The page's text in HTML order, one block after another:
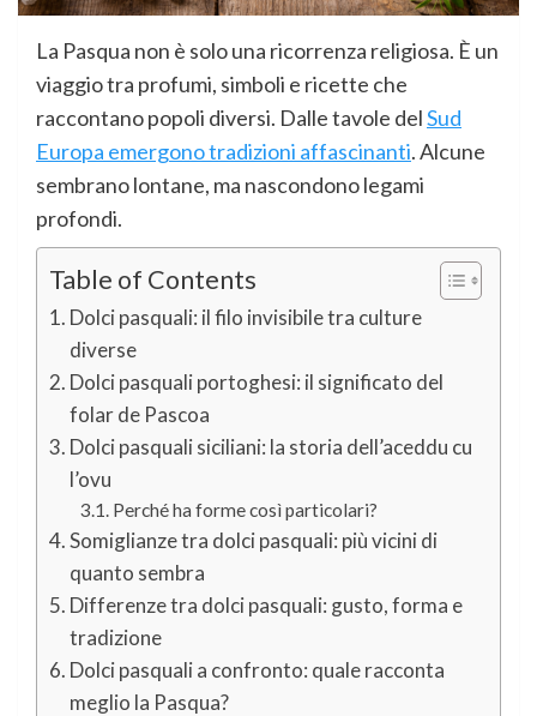
La Pasqua non è solo una ricorrenza religiosa. È un
viaggio tra profumi, simboli e ricette che
raccontano popoli diversi. Dalle tavole delSud
Europa emergono tradizioni affascinanti. Alcune
sembrano lontane, ma nascondono legami
profondi.
Table of Contents
Dolci pasquali: il filo invisibile tra culture
diverse
Dolci pasquali portoghesi: il significato del
folar de Pascoa
Dolci pasquali siciliani: la storia dell’aceddu cu
l’ovu
Perché ha forme così particolari?
Somiglianze tra dolci pasquali: più vicini di
quanto sembra
Differenze tra dolci pasquali: gusto, forma e
tradizione
Dolci pasquali a confronto: quale racconta
meglio la Pasqua?